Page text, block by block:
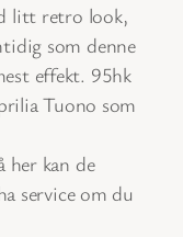
litt retro look,
som denne
effekt. 95hk
Tuono som
her kan de
service om du